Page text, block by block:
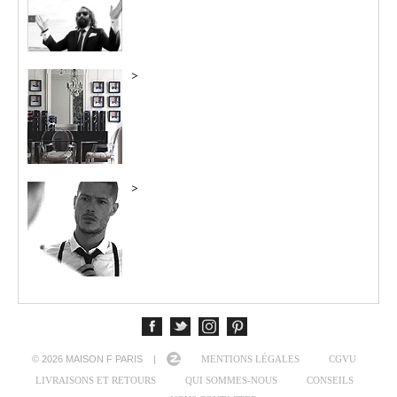
>
>
© 2026 MAISON F PARIS | MENTIONS LÉGALES
CGVU
LIVRAISONS ET RETOURS
QUI SOMMES-NOUS
CONSEILS